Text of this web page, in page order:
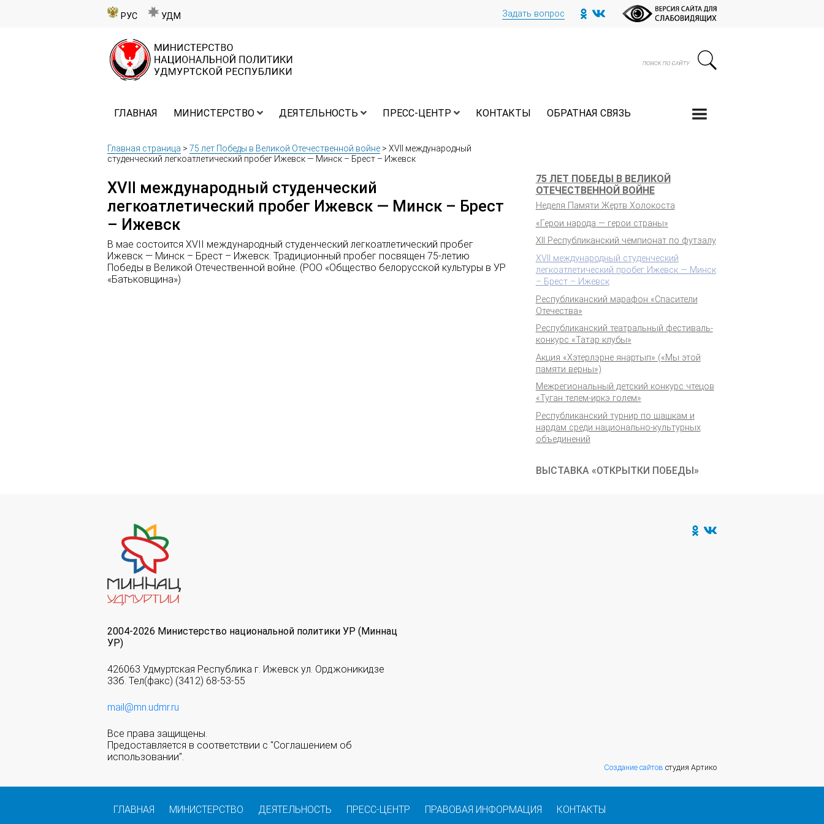
РУС УДМ Задать вопрос
ГЛАВНАЯ МИНИСТЕРСТВО ДЕЯТЕЛЬНОСТЬ ПРЕСС-ЦЕНТР КОНТАКТЫ ОБРАТНАЯ СВЯЗЬ
Главная страница > 75 лет Победы в Великой Отечественной войне > XVII международный
студенческий легкоатлетический пробег Ижевск — Минск – Брест – Ижевск
XVII международный студенческий
легкоатлетический пробег Ижевск — Минск – Брест
– Ижевск
В мае состоится XVII международный студенческий легкоатлетический пробег
Ижевск — Минск – Брест – Ижевск. Традиционный пробег посвящен 75-летию
Победы в Великой Отечественной войне. (РОО «Общество белорусской культуры в УР
«Батьковщина»)
75 ЛЕТ ПОБЕДЫ В ВЕЛИКОЙ
ОТЕЧЕСТВЕННОЙ ВОЙНЕ
Неделя Памяти Жертв Холокоста
«Герои народа — герои страны»
XII Республиканский чемпионат по футзалу
XVII международный студенческий
легкоатлетический пробег Ижевск — Минск
– Брест – Ижевск
Республиканский марафон «Спасители
Отечества»
Республиканский театральный фестиваль-
конкурс «Татар клубы»
Акция «Хэтерлэрне янартып» («Мы этой
памяти верны»)
Межрегиональный детский конкурс чтецов
«Туган телем-иркэ голем»
Республиканский турнир по шашкам и
нардам среди национально-культурных
объединений
ВЫСТАВКА «ОТКРЫТКИ ПОБЕДЫ»
2004-2026 Министерство национальной политики УР (Миннац
УР)
426063 Удмуртская Республика г. Ижевск ул. Орджоникидзе
33б. Тел(факс) (3412) 68-53-55
mail@mn.udmr.ru
Все права защищены.
Предоставляется в соответствии с "Соглашением об
использовании".
Создание сайтов студия Артико
ГЛАВНАЯ МИНИСТЕРСТВО ДЕЯТЕЛЬНОСТЬ ПРЕСС-ЦЕНТР ПРАВОВАЯ ИНФОРМАЦИЯ КОНТАКТЫ